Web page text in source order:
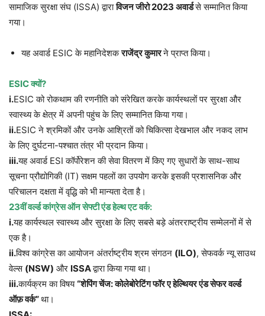
सामाजिक सुरक्षा संघ (ISSA) द्वाराविजन जीरो2023 अवार्डसे सम्मानित किया
गया।
यह अवार्ड ESIC के महानिदेशकराजेंद्र कुमारने प्राप्त किया।
ESICक्यों?
i.ESIC को रोकथाम की रणनीति को संरेखित करके कार्यस्थलों पर सुरक्षा और
स्वास्थ्य के क्षेत्र में अपनी पहुंच के लिए सम्मानित किया गया।
ii.ESIC ने श्रमिकों और उनके आश्रितों को चिकित्सा देखभाल और नकद लाभ
के लिए दुर्घटना-पश्चात तंत्र भी प्रदान किया।
iii.यह अवार्ड ESI कॉर्पोरेशन की सेवा वितरण में किए गए सुधारों के साथ-साथ
सूचना प्रौद्योगिकी (IT) सक्षम पहलों का उपयोग करके इसकी प्रशासनिक और
परिचालन दक्षता में वृद्धि को भी मान्यता देता है।
23वीं वर्ल्ड कांग्रेस ऑन सेफ्टी एंड हेल्थ एट वर्क:
i.यह कार्यस्थल स्वास्थ्य और सुरक्षा के लिए सबसे बड़े अंतरराष्ट्रीय सम्मेलनों में से
एक है।
ii.विश्व कांग्रेस का आयोजन अंतर्राष्ट्रीय श्रम संगठन (ILO), सेफवर्क न्यू साउथ
वेल्स (NSW) और ISSAद्वारा किया गया था।
iii.कार्यक्रम का विषय“शेपिंग चेंज: कोलेबोरेटिंग फॉर ए हेल्थियर एंड सेफर वर्ल्ड
ऑफ़ वर्क”था।